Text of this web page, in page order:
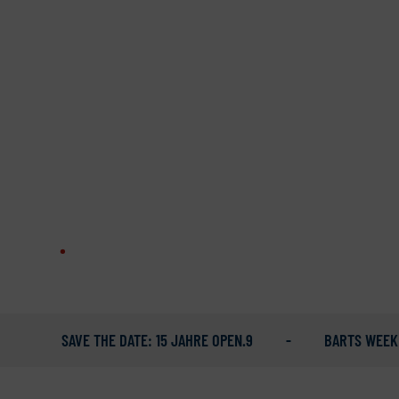
DEN TOREN MÜNCHENS!
.
.9 - FIT IN DER NATUR!
SAVE THE DATE: 15 JAHRE OPEN.9 BARTS WEEK im